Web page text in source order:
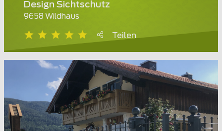
Design Sichtschutz
9658 Wildhaus
Teilen